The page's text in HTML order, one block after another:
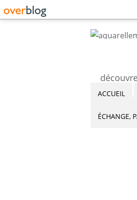
ACCUEIL
ÉCHANGE,